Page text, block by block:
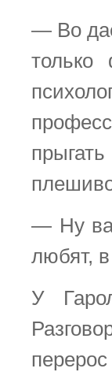
— Во
только
— Ну
любят,
У